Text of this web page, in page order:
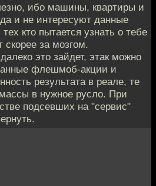
ибо машины, квартиры и
и не интересуют данные
кто пытается узнать о тебе
скорее за мозгом.
это зайдет, этак можно
флешмоб-акции и
результата в реале, те
в нужное русло. При
подсевших на "сервис"